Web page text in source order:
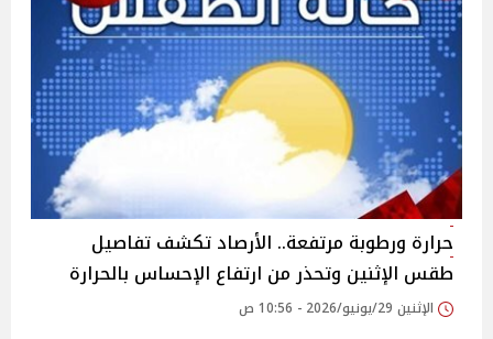
حرارة ورطوبة مرتفعة.. الأرصاد تكشف تفاصيل
طقس الإثنين وتحذر من ارتفاع الإحساس بالحرارة
الإثنين 29/يونيو/2026 - 10:56 ص